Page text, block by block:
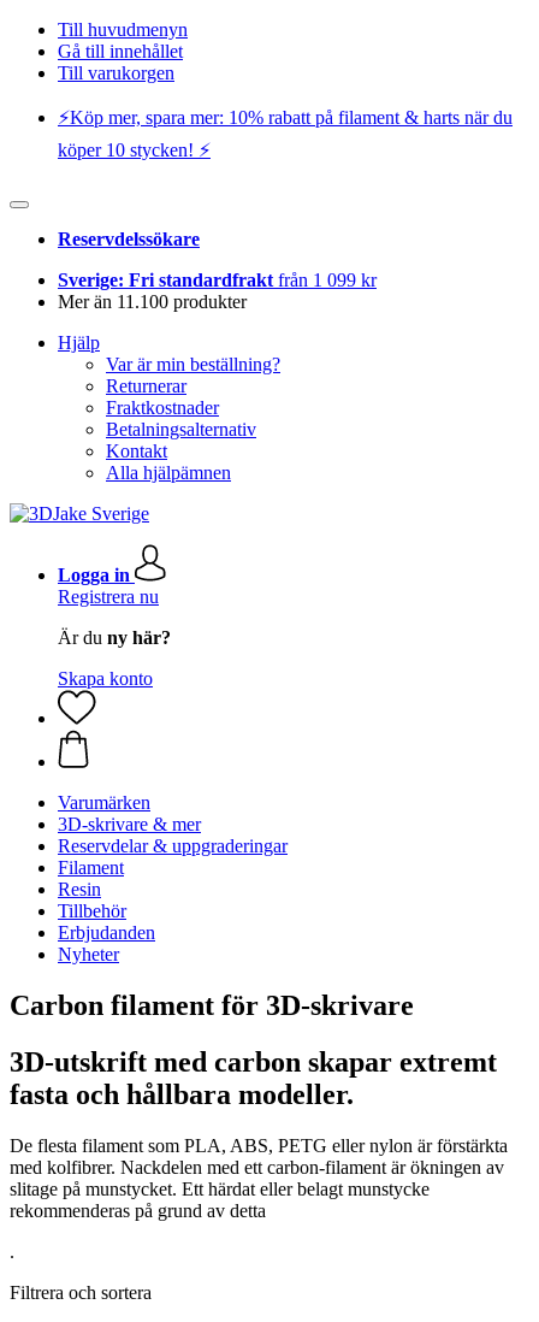
Till huvudmenyn
Gå till innehållet
Till varukorgen
⚡️Köp mer, spara mer: 10% rabatt på filament & harts när du
köper 10 stycken! ⚡️
Reservdelssökare
Sverige: Fri standardfrakt från 1 099 kr
Mer än 11.100 produkter
Hjälp
Var är min beställning?
Returnerar
Fraktkostnader
Betalningsalternativ
Kontakt
Alla hjälpämnen
Logga in
Registrera nu
Är du ny här?
Skapa konto
Varumärken
3D-skrivare & mer
Reservdelar & uppgraderingar
Filament
Resin
Tillbehör
Erbjudanden
Nyheter
Carbon filament för 3D-skrivare
3D-utskrift med carbon skapar extremt
fasta och hållbara modeller.
De flesta filament som PLA, ABS, PETG eller nylon är förstärkta
med kolfibrer. Nackdelen med ett carbon-filament är ökningen av
slitage på munstycket. Ett härdat eller belagt munstycke
rekommenderas på grund av detta
.
Filtrera och sortera